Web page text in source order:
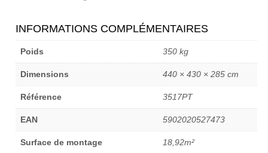
INFORMATIONS COMPLÉMENTAIRES
Poids 350 kg
Dimensions 440 × 430 × 285 cm
Référence 3517PT
EAN 5902020527473
Surface de montage 18,92m²